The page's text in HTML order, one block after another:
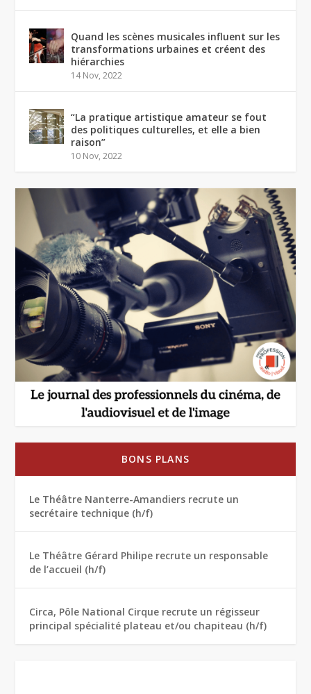
Quand les scènes musicales influent sur les
transformations urbaines et créent des
hiérarchies
14 Nov, 2022
“La pratique artistique amateur se fout
des politiques culturelles, et elle a bien
raison”
10 Nov, 2022
BONS PLANS
Le Théâtre Nanterre-Amandiers recrute un
secrétaire technique (h/f)
Le Théâtre Gérard Philipe recrute un responsable
de l’accueil (h/f)
Circa, Pôle National Cirque recrute un régisseur
principal spécialité plateau et/ou chapiteau (h/f)